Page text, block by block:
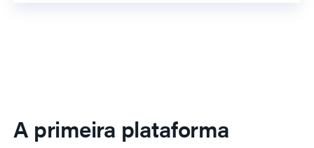
A primeira plataforma